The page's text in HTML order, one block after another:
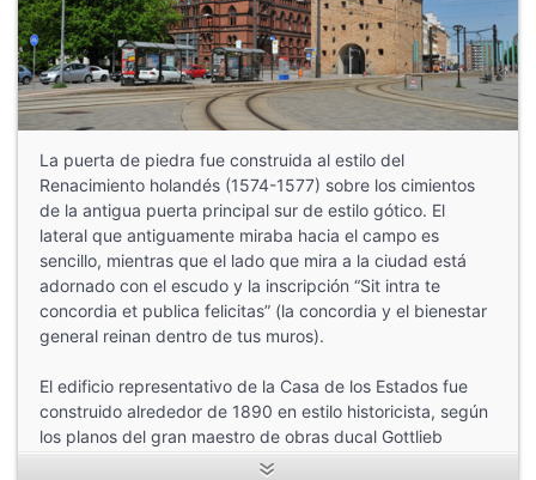
La puerta de piedra fue construida al estilo del
Renacimiento holandés (1574-1577) sobre los cimientos
de la antigua puerta principal sur de estilo gótico. El
lateral que antiguamente miraba hacia el campo es
sencillo, mientras que el lado que mira a la ciudad está
adornado con el escudo y la inscripción “Sit intra te
concordia et publica felicitas” (la concordia y el bienestar
general reinan dentro de tus muros).
El edificio representativo de la Casa de los Estados fue
construido alrededor de 1890 en estilo historicista, según
los planos del gran maestro de obras ducal Gottlieb
Ludwig Möckel. El edificio de ladrillo fue la sede del